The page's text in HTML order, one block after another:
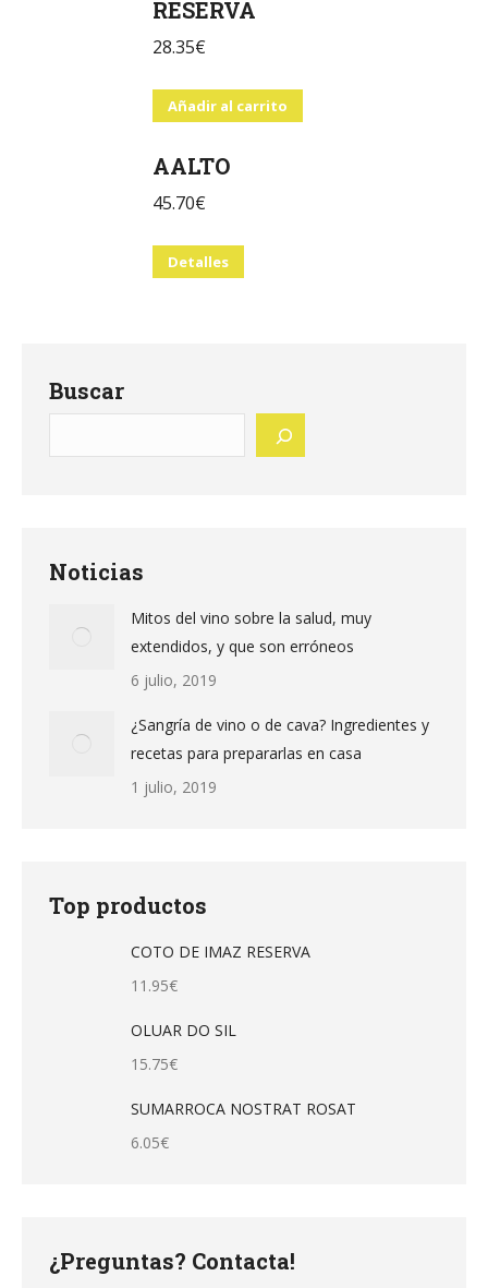
RESERVA
28.35€
Añadir al carrito
AALTO
45.70€
Detalles
Buscar
Noticias
Mitos del vino sobre la salud, muy
extendidos, y que son erróneos
6 julio, 2019
¿Sangría de vino o de cava? Ingredientes y
recetas para prepararlas en casa
1 julio, 2019
Top productos
COTO DE IMAZ RESERVA
11.95€
OLUAR DO SIL
15.75€
SUMARROCA NOSTRAT ROSAT
6.05€
¿Preguntas? Contacta!